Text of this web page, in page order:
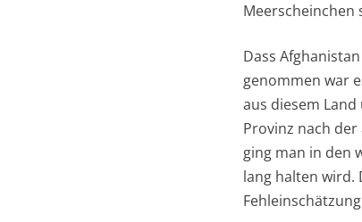
Meerscheinchen
Dass
genommen war
aus diesem
Provinz nach
ging man in den
lang halten wird.